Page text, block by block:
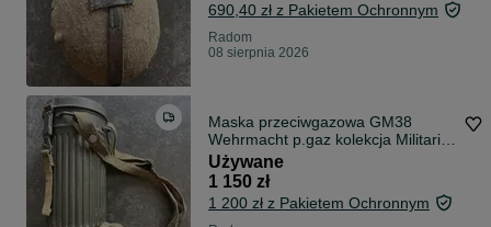
690,40 zł z Pakietem Ochronnym
Radom
08 sierpnia 2026
Maska przeciwgazowa GM38
Wehrmacht p.gaz kolekcja Militaria
Niemcy 2 wojna WH
Używane
1 150 zł
1 200 zł z Pakietem Ochronnym